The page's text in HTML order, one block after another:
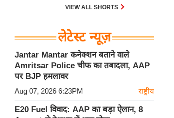
से संबंध का दावा नहीं किया था।
VIEW ALL SHORTS
लेटेस्ट न्यूज़
Jantar Mantar कनेक्शन बताने वाले
Amritsar Police चीफ का तबादला, AAP
पर BJP हमलावर
Aug 07, 2026 6:23PM राष्ट्रीय
E20 Fuel विवाद: AAP का बड़ा ऐलान, 8